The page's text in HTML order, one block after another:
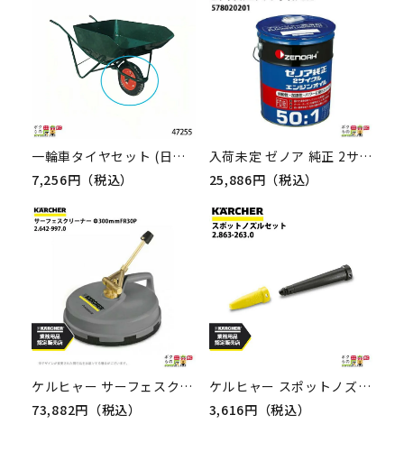
一輪車タイヤセット (日本製) 47255 Aタイプ(規格3.25×8) 部品 一輪車 1輪車 運搬車 飼料運搬車 畜産用品 酪農用品
7,256円（税込）
入荷未定 ゼノア 純正 2サイクルエンジンオイル 混合燃料用オイル 【50:1】 20L 578020201
25,886円（税込）
ケルヒャー サーフェスクリーナー Φ300ｍｍFR30P 2.642-997.0
73,882円（税込）
ケルヒャー スポットノズルセット 2.863-263.0 SG 4/4用 セット アクセサリ KAERCHER
3,616円（税込）